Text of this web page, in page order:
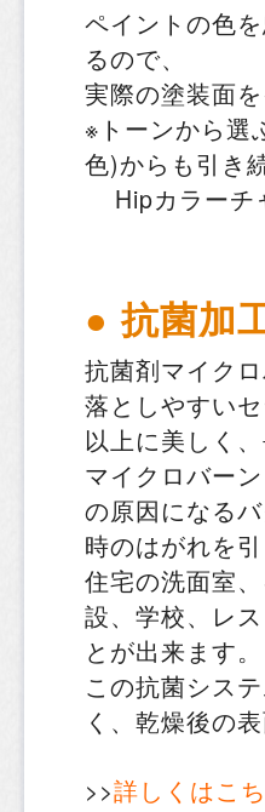
ペイントの色
るので、
実際の塗装面
※トーンから選
色)からも引き
Hipカラーチ
● 抗菌加
抗菌剤マイク
落としやすい
以上に美しく
マイクロバー
の原因になる
時のはがれを
住宅の洗面室
設、学校、レ
とが出来ます。
この抗菌シス
く、乾燥後の
>>詳しくはこ